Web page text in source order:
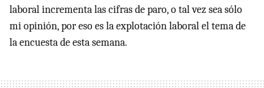
laboral incrementa las cifras de paro, o tal vez sea sólo
mi opinión, por eso es la explotación laboral el tema de
la encuesta de esta semana.